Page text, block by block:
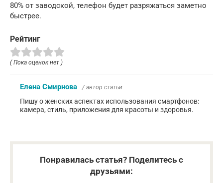
80% от заводской, телефон будет разряжаться заметно
быстрее.
Рейтинг
( Пока оценок нет )
Елена Смирнова / автор статьи
Пишу о женских аспектах использования смартфонов:
камера, стиль, приложения для красоты и здоровья.
Понравилась статья? Поделитесь с
друзьями: